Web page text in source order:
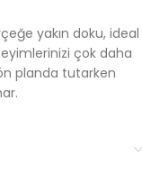
yakın doku, ideal
çok daha
planda tutarken